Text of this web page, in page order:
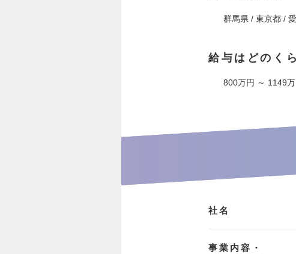
群馬県 / 東京都 /
給与はどのく
800万円 ～ 1149万
社名
事業内容・